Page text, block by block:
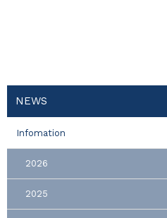
NEWS
Infomation
2026
2025